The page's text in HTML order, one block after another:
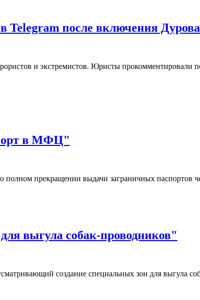
после включения
и экстремистов. Юристы прокомментировали
в МФЦ"
полном прекращении выдачи заграничных
выгула собак-проводников"
создание специальных зон для выгула